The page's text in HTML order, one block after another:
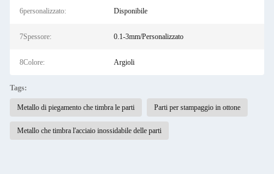
6personalizzato: Disponibile
7Spessore: 0.1-3mm/Personalizzato
8Colore: Argioli
Tags:
Metallo di piegamento che timbra le parti Parti per stampaggio in ottone
Metallo che timbra l'acciaio inossidabile delle parti